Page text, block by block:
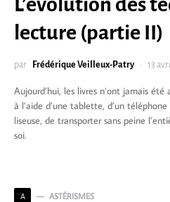
lecture (partie II)
par Frédérique Veilleux-Patry 13
Aujourd’hui, les livres n’ont jamais été
à l’aide d’une tablette, d’un
liseuse, de transporter sans peine
soi.
A ASTÉRISMES